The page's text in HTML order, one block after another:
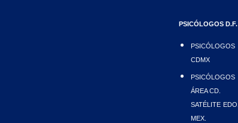
PSICÓLOGOS D.F.
PSICÓLOGOS
CDMX
PSICÓLOGOS
ÁREA CD.
SATÉLITE EDO.
MEX.